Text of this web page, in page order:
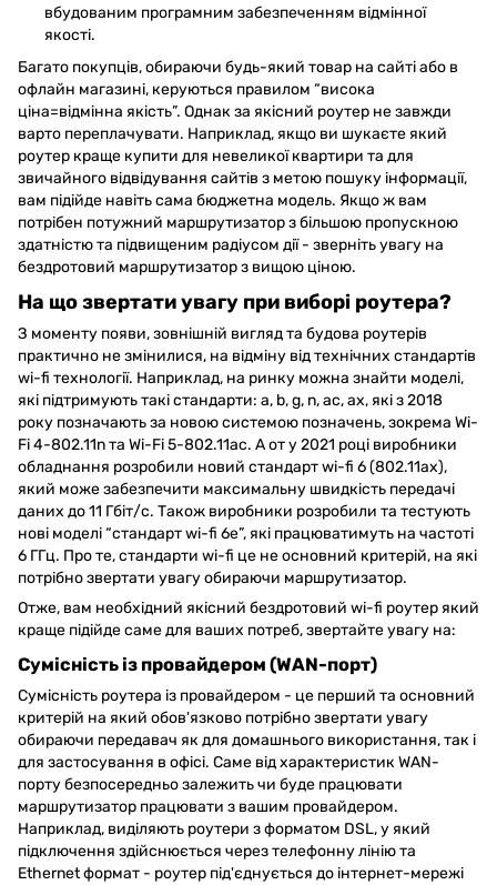
вбудованим програмним забезпеченням відмінної
якості.
Багато покупців, обираючи будь-який товар на сайті або в
офлайн магазині, керуються правилом “висока
ціна=відмінна якість”. Однак за якісний роутер не завжди
варто переплачувати. Наприклад, якщо ви шукаєте який
роутер краще купити для невеликої квартири та для
звичайного відвідування сайтів з метою пошуку інформації,
вам підійде навіть сама бюджетна модель. Якщо ж вам
потрібен потужний маршрутизатор з більшою пропускною
здатністю та підвищеним радіусом дії - зверніть увагу на
бездротовий маршрутизатор з вищою ціною.
На що звертати увагу при виборі роутера?
З моменту появи, зовнішній вигляд та будова роутерів
практично не змінилися, на відміну від технічних стандартів
wi-fi технології. Наприклад, на ринку можна знайти моделі,
які підтримують такі стандарти: a, b, g, n, ac, ax, які з 2018
року позначають за новою системою позначень, зокрема Wi-
Fi 4-802.11n та Wi-Fi 5-802.11ac. А от у 2021 році виробники
обладнання розробили новий стандарт wi-fi 6 (802.11ax),
який може забезпечити максимальну швидкість передачі
даних до 11 Гбіт/с. Також виробники розробили та тестують
нові моделі “стандарт wi-fi 6e”, які працюватимуть на частоті
6 ГГц. Про те, стандарти wi-fi це не основний критерій, на які
потрібно звертати увагу обираючи маршрутизатор.
Отже, вам необхідний якісний бездротовий wi-fi роутер який
краще підійде саме для ваших потреб, звертайте увагу на:
Сумісність із провайдером (WAN-порт)
Сумісність роутера із провайдером - це перший та основний
критерій на який обов'язково потрібно звертати увагу
обираючи передавач як для домашнього використання, так і
для застосування в офісі. Саме від характеристик WAN-
порту безпосередньо залежить чи буде працювати
маршрутизатор працювати з вашим провайдером.
Наприклад, виділяють роутери з форматом DSL, у який
підключення здійснюється через телефонну лінію та
Ethernet формат - роутер під'єднується до інтернет-мережі